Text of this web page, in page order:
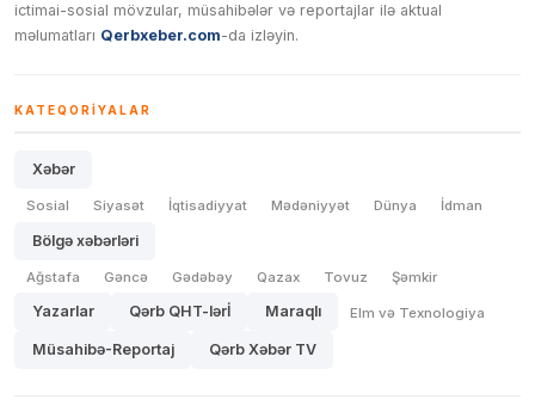
ictimai-sosial mövzular, müsahibələr və reportajlar ilə aktual
məlumatları Qerbxeber.com-da izləyin.
KATEQORIYALAR
Xəbər
Sosial Siyasət İqtisadiyyat Mədəniyyət Dünya İdman
Bölgə xəbərləri
Ağstafa Gəncə Gədəbəy Qazax Tovuz Şəmkir
Yazarlar Qərb QHT-lərİ Maraqlı Elm və Texnologiya
Müsahibə-Reportaj Qərb Xəbər TV